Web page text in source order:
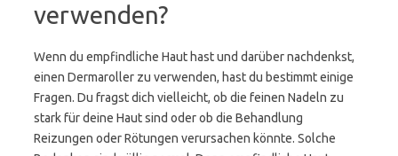
verwenden?
Wenn du empfindliche Haut hast und darüber nachdenkst,
einen Dermaroller zu verwenden, hast du bestimmt einige
Fragen. Du fragst dich vielleicht, ob die feinen Nadeln zu
stark für deine Haut sind oder ob die Behandlung
Reizungen oder Rötungen verursachen könnte. Solche